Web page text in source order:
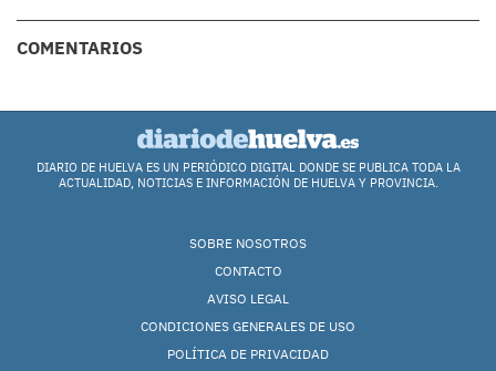
COMENTARIOS
DIARIO DE HUELVA ES UN PERIÓDICO DIGITAL DONDE SE PUBLICA TODA LA
ACTUALIDAD, NOTICIAS E INFORMACIÓN DE HUELVA Y PROVINCIA.
SOBRE NOSOTROS
CONTACTO
AVISO LEGAL
CONDICIONES GENERALES DE USO
POLÍTICA DE PRIVACIDAD